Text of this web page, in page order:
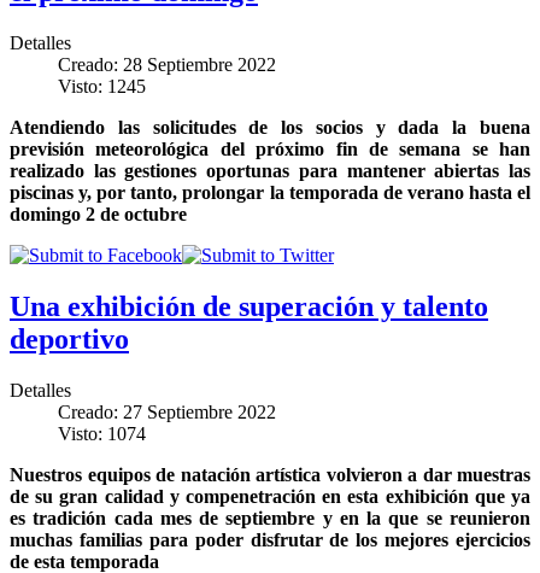
Detalles
Creado: 28 Septiembre 2022
Visto: 1245
Atendiendo las solicitudes de los socios y dada la buena
previsión meteorológica del próximo fin de semana se han
realizado las gestiones oportunas para mantener abiertas las
piscinas y, por tanto, prolongar la temporada de verano hasta el
domingo 2 de octubre
Una exhibición de superación y talento
deportivo
Detalles
Creado: 27 Septiembre 2022
Visto: 1074
Nuestros equipos de natación artística volvieron a dar muestras
de su gran calidad y compenetración en esta exhibición que ya
es tradición cada mes de septiembre y en la que se reunieron
muchas familias para poder disfrutar de los mejores ejercicios
de esta temporada